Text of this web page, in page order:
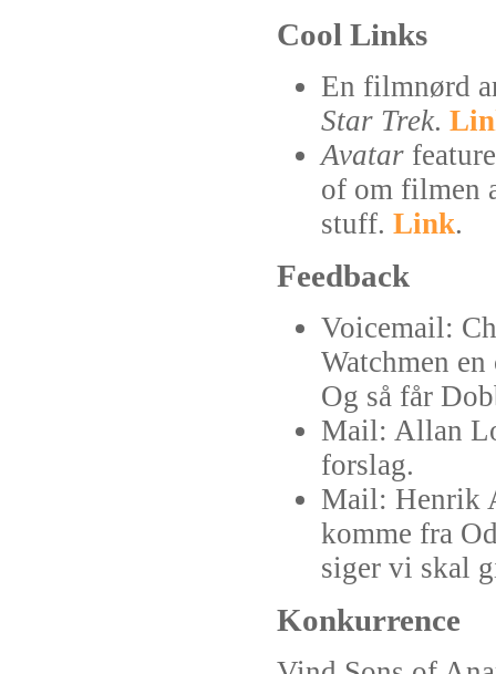
Cool Links
En filmnørd
Star Trek.
Avatar
of om filmen
stuff. Link.
Feedback
Voicemail:
Watchmen
Og så får
Mail: Allan
forslag.
Mail: Henrik
komme fra
siger vi skal
Konkurrence